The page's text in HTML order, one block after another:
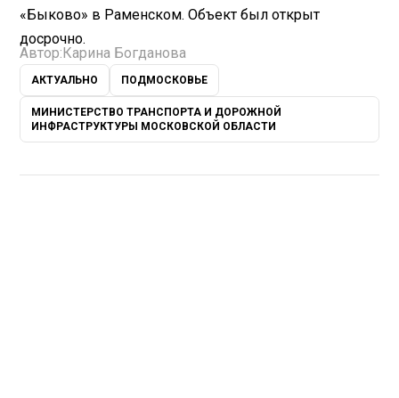
«Быково» в Раменском. Объект был открыт
досрочно.
Автор: Карина Богданова
АКТУАЛЬНО ПОДМОСКОВЬЕ
МИНИСТЕРСТВО ТРАНСПОРТА И ДОРОЖНОЙ
ИНФРАСТРУКТУРЫ МОСКОВСКОЙ ОБЛАСТИ